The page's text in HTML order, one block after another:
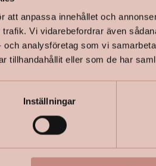
att anpassa innehållet och
Vi vidarebefordrar även
analysföretag som vi
tillhandahållit eller som de har
Inställningar